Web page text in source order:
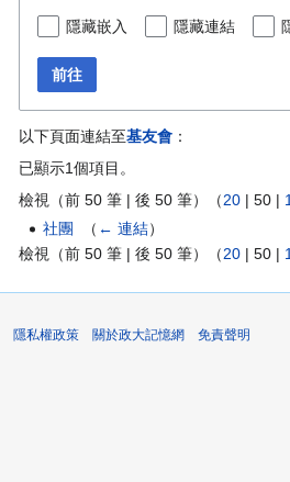
隱藏嵌入 隱藏連結
前往
以下頁面連結至基友會 ：
已顯示1個項目。
檢視（前 50 筆 | 後 50 筆）（20 | 50 |
社團
（ ← 連結）
檢視（前 50 筆 | 後 50 筆）（20 | 50 |
隱私權政策 關於政大記憶網 免責聲明